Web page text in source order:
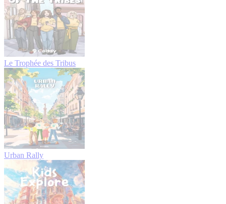
Le Trophée des Tribus
Urban Rally